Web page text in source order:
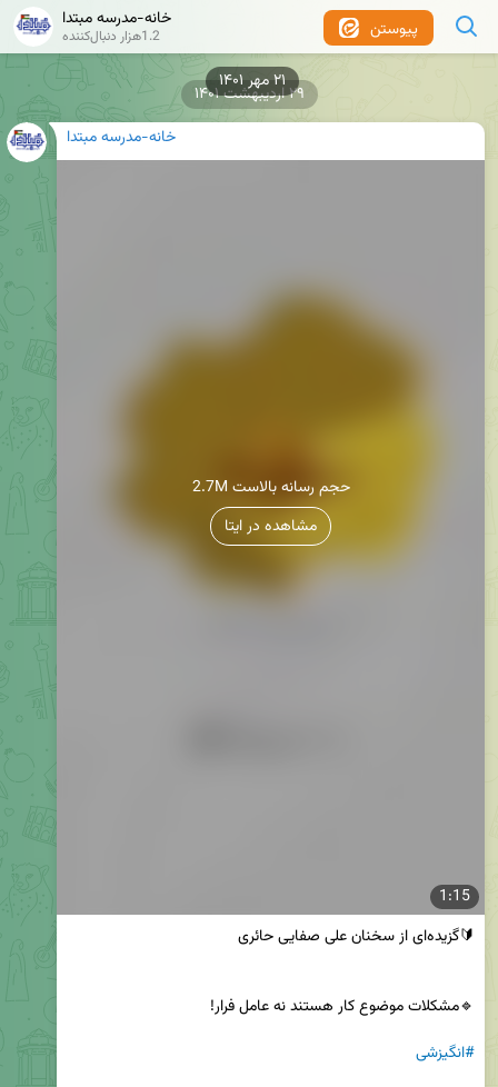
پیوستن خانه-مدرسه مبتدا
1.2هزار دنبال‌کننده
خانه-مدرسه مبتدا
1:15
2.7M حجم رسانه بالاست
مشاهده در ایتا
#انگیزشی
۲۹ اردیبهشت ۱۴۰۱